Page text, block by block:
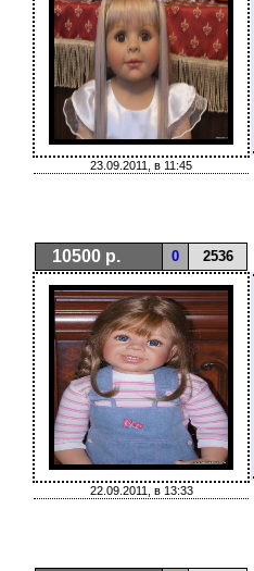
23.09.2011, в 11:45
10500 р. 0 2536
22.09.2011, в 13:33